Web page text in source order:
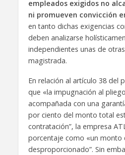
empleados exigidos no
ni promueven convicción
en tanto dichas exigencias
deben analizarse
independientes unas de
magistrada.
En relación al artículo 38 del
que «la impugnación al
acompañada con una
por ciento del monto total
contratación”, la empresa
porcentaje como «un monto
desproporcionado”. Sin